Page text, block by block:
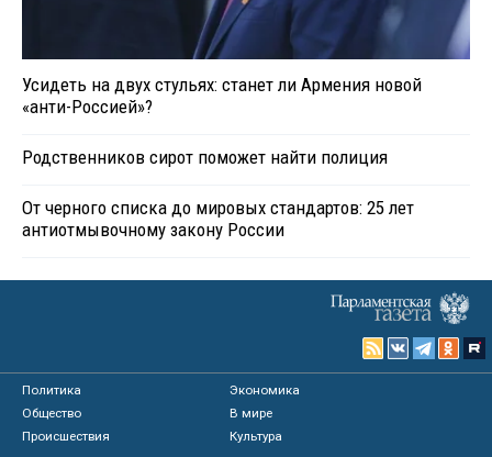
Усидеть на двух стульях: станет ли Армения новой
«анти-Россией»?
Родственников сирот поможет найти полиция
От черного списка до мировых стандартов: 25 лет
антиотмывочному закону России
Политика
Экономика
Общество
В мире
Происшествия
Культура